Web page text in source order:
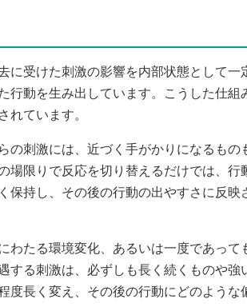
受けた刺激の影響を内部状態として一
動を生み出しています。こうした仕組
れています。
刺激には、近づく手がかりになるもの
場限りで反応を切り替えるだけでは、行
保持し、その後の行動の出やすさに反映
たる環境変化、あるいは一度であって
する刺激は、必ずしも長く続くものや強
度長く変え、その後の行動にどのような